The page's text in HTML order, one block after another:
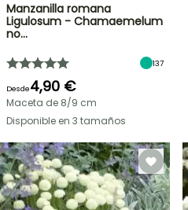
Manzanilla romana
Ligulosum - Chamaemelum
no…
137
Desde4,90 €
Maceta de 8/9 cm
Disponible en 3 tamaños